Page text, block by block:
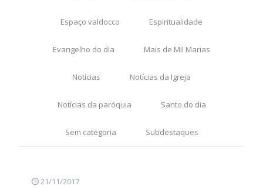
Espaço valdocco Espiritualidade
Evangelho do dia Mais de Mil Marias
Notícias Notícias da Igreja
Notícias da paróquia Santo do dia
Sem categoria Subdestaques
21/11/2017